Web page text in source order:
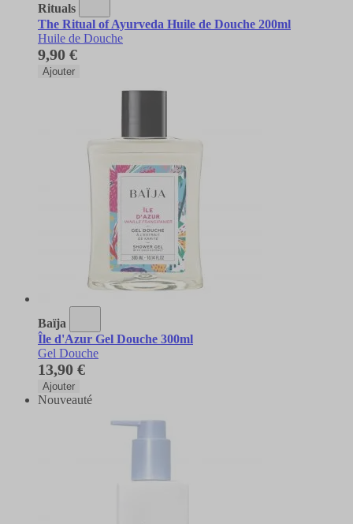
Rituals
The Ritual of Ayurveda Huile de Douche 200ml
Huile de Douche
9,90 €
Ajouter
Baïja
Île d'Azur Gel Douche 300ml
Gel Douche
13,90 €
Ajouter
Nouveauté